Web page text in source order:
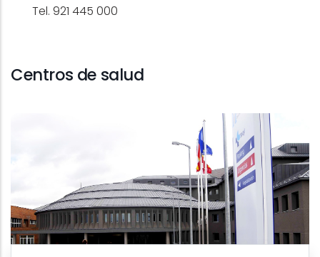
Tel. 921 445 000
Centros de salud